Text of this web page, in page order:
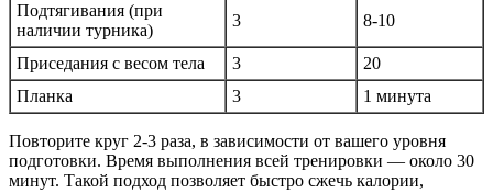
Подтягивания (при
наличии турника)
3 8-10
Приседания с весом тела 3
20
Планка
3 1 минута
Повторите круг 2-3 раза, в зависимости от вашего уровня
подготовки. Время выполнения всей тренировки — около 30
минут. Такой подход позволяет быстро сжечь калории,